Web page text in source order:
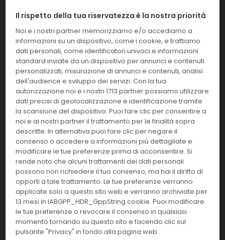
Effettua ilLOGINper acquistare.
310260 LIAISON XL Murex HIVAB/AG
Confezione:
Linea:
IMM
Effettua ilLOGINper acquistare.
310261 LIAISON XL Murex HIVAB/AG cont
Confezione:
40 test
Linea:
IMM
Effettua il LOGIN per acquistare.
X0022 LIQUI-NOX
Confezione:
1 pz.
Linea:
Il rispetto della tua riservatezza è la nostra priorità
Noi e i nostri partner memorizziamo e/o accediamo a
informazioni su un dispositivo, come i cookie, e trattiamo
dati personali, come identificatori univoci e informazioni
standard inviate da un dispositivo per annunci e contenuti
personalizzati, misurazione di annunci e contenuti, analisi
dell'audience e sviluppo dei servizi. Con la tua
autorizzazione noi e i nostri 1713 partner possiamo utilizzare
dati precisi di geolocalizzazione e identificazione tramite
la scansione del dispositivo. Puoi fare clic per consentire a
noi e ai nostri partner il trattamento per le finalità sopra
descritte. In alternativa puoi fare clic per negare il
consenso o accedere a informazioni più dettagliate e
modificare le tue preferenze prima di acconsentire. Si
rende noto che alcuni trattamenti dei dati personali
possono non richiedere il tuo consenso, ma hai il diritto di
opporti a tale trattamento. Le tue preferenze verranno
applicate solo a questo sito web e verranno archiviate per
13 mesi in IABGPP_HDR_GppString cookie. Puoi modificare
le tue preferenze o revocare il consenso in qualsiasi
momento tornando su questo sito e facendo clic sul
pulsante "Privacy" in fondo alla pagina web.